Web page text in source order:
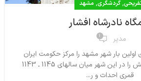
,گردشگری, مشهد
نادرشاه افشار
مدیر 1
اولين بار شهر مشهد را مركز حكومت ايران
كرد، اولين مقبره خويش را در اين شهر ميان سالهاى 1145 ـ 1143
قمرى احداث و ر...